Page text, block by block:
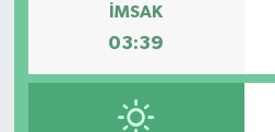
İMSAK
03:39
Siyaset
Yaşam